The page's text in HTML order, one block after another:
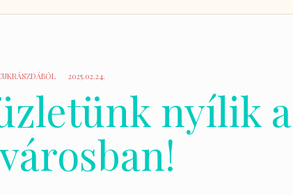
2025.02.24.
nyílik a